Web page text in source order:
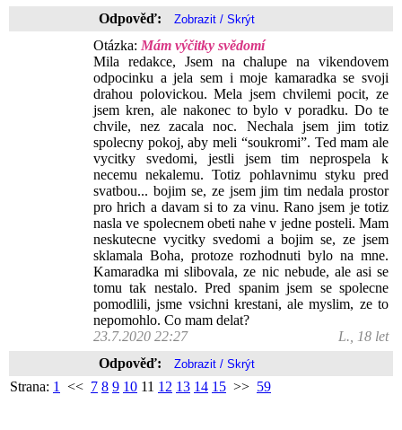
Odpověď:
Otázka: Mám výčitky svědomí
Mila redakce, Jsem na chalupe na vikendovem
odpocinku a jela sem i moje kamaradka se svoji
drahou polovickou. Mela jsem chvilemi pocit, ze
jsem kren, ale nakonec to bylo v poradku. Do te
chvile, nez zacala noc. Nechala jsem jim totiz
spolecny pokoj, aby meli “soukromi”. Ted mam ale
vycitky svedomi, jestli jsem tim neprospela k
necemu nekalemu. Totiz pohlavnimu styku pred
svatbou... bojim se, ze jsem jim tim nedala prostor
pro hrich a davam si to za vinu. Rano jsem je totiz
nasla ve spolecnem obeti nahe v jedne posteli. Mam
neskutecne vycitky svedomi a bojim se, ze jsem
sklamala Boha, protoze rozhodnuti bylo na mne.
Kamaradka mi slibovala, ze nic nebude, ale asi se
tomu tak nestalo. Pred spanim jsem se spolecne
pomodlili, jsme vsichni krestani, ale myslim, ze to
nepomohlo. Co mam delat?
23.7.2020 22:27
L., 18 let
Odpověď:
Strana: 1 << 7 8 9 10 11 12 13 14 15 >> 59